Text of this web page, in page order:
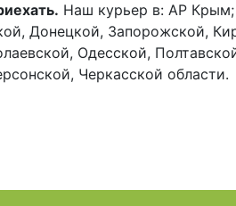
Наш курьер в: АР Крым;
Донецкой, Запорожской,
Одесской,
Черкасской области.